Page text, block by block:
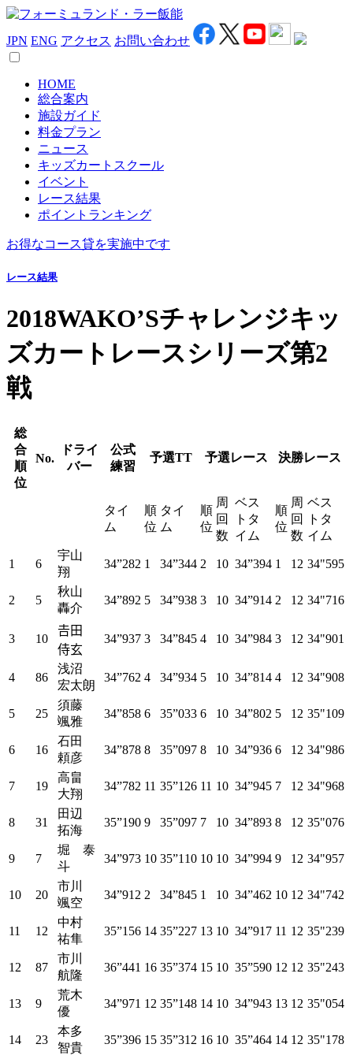
JPN ENG アクセス お問い合わせ
HOME
総合案内
施設ガイド
料金プラン
ニュース
キッズカートスクール
イベント
レース結果
ポイントランキング
お得なコース貸を実施中です
レース結果
2018WAKO’Sチャレンジキッ
ズカートレースシリーズ第2
戦
総
合
順
位
No.
ドライ
バー
公式
練習
予選TT 予選レース 決勝レース
タイ
ム
順
位
タイ
ム
順
位
周
回
数
ベス
トタ
イム
順
位
周
回
数
ベス
トタ
イム
1 6
宇山
翔
34”282 1 34”344 2 10 34”394 1 12 34"595
2 5
秋山
轟介
34”892 5 34”938 3 10 34”914 2 12 34"716
3 10
𠮷田
侍玄
34”937 3 34”845 4 10 34”984 3 12 34"901
4 86
浅沼
宏太朗
34”762 4 34”934 5 10 34”814 4 12 34"908
5 25
須藤
颯雅
34”858 6 35”033 6 10 34”802 5 12 35"109
6 16
石田
頼彦
34”878 8 35”097 8 10 34”936 6 12 34"986
7 19
高畠
大翔
34”782 11 35”126 11 10 34”945 7 12 34"968
8 31
田辺
拓海
35”190 9 35”097 7 10 34”893 8 12 35"076
9 7
堀 泰
斗
34”973 10 35”110 10 10 34”994 9 12 34"957
10 20
市川
颯空
34”912 2 34”845 1 10 34”462 10 12 34"742
11 12
中村
祐隼
35”156 14 35”227 13 10 34”917 11 12 35"239
12 87
市川
航隆
36”441 16 35”374 15 10 35”590 12 12 35"243
13 9
荒木
優
34”971 12 35”148 14 10 34”943 13 12 35"054
14 23
本多
智貴
35”396 15 35”312 16 10 35”464 14 12 35"178